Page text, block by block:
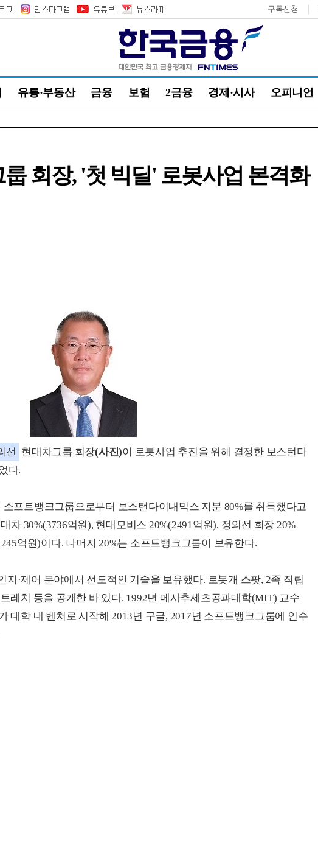
구독신청
유통·부동산 금융 보험 2금융 경제·시사 오피니언
회장, '첫 빅딜' 로봇사업 본격화
선 현대차그룹 회장(사진)이 로봇사업 추진을 위해 결정한 보스턴다
다.
프트뱅크그룹으로부터 보스턴다이내믹스 지분 80%를 취득했다고
차 30%(3736억원), 현대모비스 20%(2491억원), 정의선 회장 20%
억원)이다. 나머지 20%는 소프트뱅크그룹이 보유한다.
지·제어 분야에서 선도적인 기술을 보유했다. 로봇개 스팟, 2족 직립
레치 등을 공개한 바 있다. 1992년 메사추세츠공과대학(MIT) 교수
대학 내 벤처로 시작해 2013년 구글, 2017년 소프트뱅크그룹에 인수